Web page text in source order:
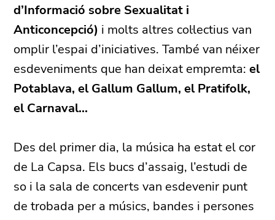
d’Informació sobre Sexualitat i
Anticoncepció) i molts altres col·lectius van
omplir l’espai d’iniciatives. També van néixer
esdeveniments que han deixat empremta: el
Potablava, el Gallum Gallum, el Pratifolk,
el Carnaval...
Des del primer dia, la música ha estat el cor
de La Capsa. Els bucs d’assaig, l’estudi de
so i la sala de concerts van esdevenir punt
de trobada per a músics, bandes i persones